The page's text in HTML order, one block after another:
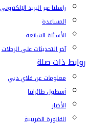
راسلنا عبر البريد الإلكتروني
المساعدة
الأسئلة الشائعة
آخر التحديثات على الرحلات
روابط ذات صلة
معلومات عن فلاي دبي
أسطول طائراتنا
الأخبار
الفاتورة الضريبية